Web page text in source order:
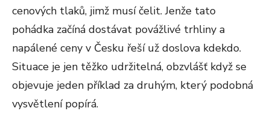
cenových tlaků, jimž musí čelit. Jenže tato
pohádka začíná dostávat povážlivé trhliny a
napálené ceny v Česku řeší už doslova kdekdo.
Situace je jen těžko udržitelná, obzvlášť když se
objevuje jeden příklad za druhým, který podobná
vysvětlení popírá.